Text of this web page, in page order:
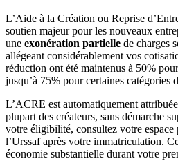
L’Aide à la Création ou Reprise
soutien majeur pour les nouveaux
une exonération partielle de charges
allégeant considérablement vos
réduction ont été maintenus à 50%
jusqu’à 75% pour certaines catégories
L’ACRE est automatiquement
plupart des créateurs, sans démarche
votre éligibilité, consultez votre espace
l’Urssaf après votre immatriculation.
économie substantielle durant votre